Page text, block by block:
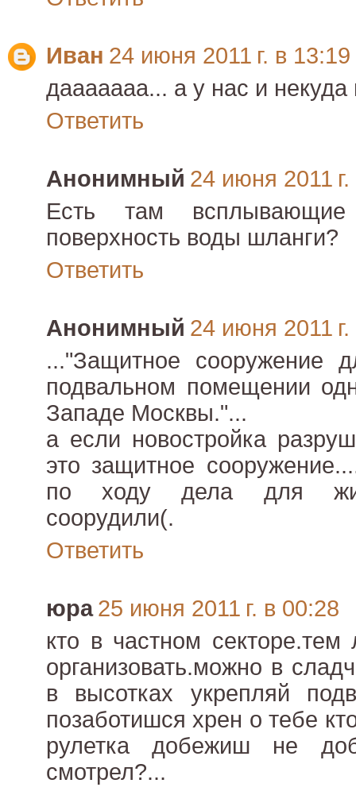
Иван 24 июня 2011 г. в 13:19
дааааааа... а у нас и некуда
Ответить
Анонимный 24 июня 2011
Есть там всплывающие
поверхность воды шланги?
Ответить
Анонимный 24 июня 2011
..."Защитное сооружение
подвальном помещении
Западе Москвы."...
а если новостройка
это защитное
по ходу дела для
соорудили(.
Ответить
юра 25 июня 2011 г. в 00:28
кто в частном
организовать.можно в
в высотках укрепляй
позаботишся хрен о тебе
рулетка добежиш не
смотрел?...